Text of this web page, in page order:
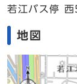
若江バス停
地図